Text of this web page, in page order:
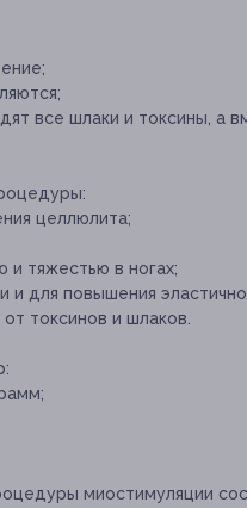
все шлаки и токсины, а
целлюлита;
и тяжестью в ногах;
и для повышения
токсинов и шлаков.
миостимуляции